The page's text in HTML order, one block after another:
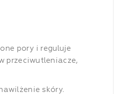
pory i reguluje
przeciwutleniacze,
skóry.